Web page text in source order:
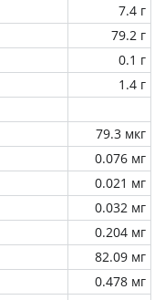
7.4 г
79.2 г
0.1 г
1.4 г
79.3 мкг
0.076 мг
0.021 мг
0.032 мг
0.204 мг
82.09 мг
0.478 мг